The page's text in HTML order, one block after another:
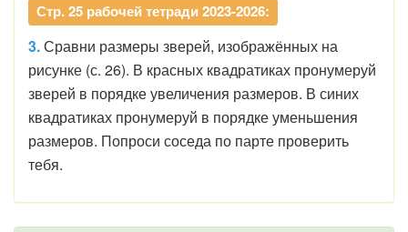
Стр. 25 рабочей тетради 2023-2026:
3.Сравни размеры зверей, изображённых на
рисунке (с. 26). В красных квадратиках пронумеруй
зверей в порядке увеличения размеров. В синих
квадратиках пронумеруй в порядке уменьшения
размеров. Попроси соседа по парте проверить
тебя.